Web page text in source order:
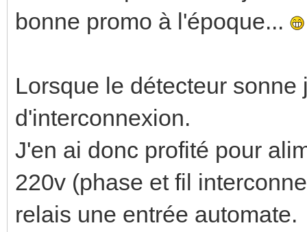
bonne promo à l'époque...
Lorsque le détecteur
d'interconnexion.
J'en ai donc profité pour
220v (phase et fil
relais une entrée automate.